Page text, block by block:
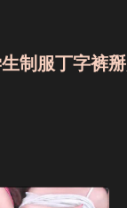
制服丁字裤